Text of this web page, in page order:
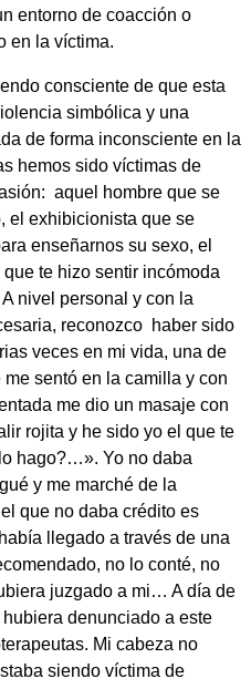
entorno de coacción o
en la víctima.
consciente de que esta
simbólica y una
de forma inconsciente en la
hemos sido víctimas de
aquel hombre que se
el exhibicionista que se
enseñarnos su sexo, el
te hizo sentir incómoda
nivel personal y con la
reconozco haber sido
veces en mi vida, una de
sentó en la camilla y con
me dio un masaje con
rojita y he sido yo el que te
hago?…». Yo no daba
y me marché de la
que no daba crédito es
llegado a través de una
no lo conté, no
juzgado a mi… A día de
denunciado a este
Mi cabeza no
siendo víctima de